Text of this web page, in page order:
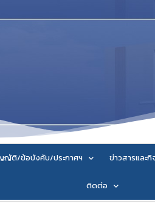
ญัติ/ข้อบังคับ/ประกาศฯ ข่าวสารและ
ติดต่อ